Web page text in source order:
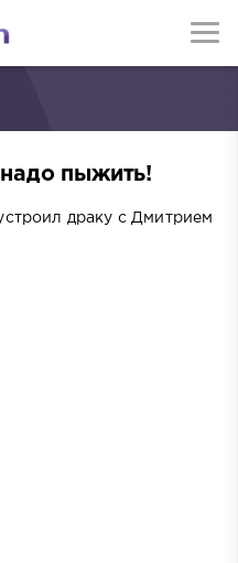
пыжить!
драку с Дмитрием